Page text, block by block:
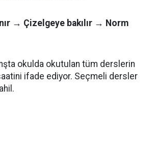
→ Çizelgeye bakılır → Norm
okulda okutulan tüm derslerin
ifade ediyor. Seçmeli dersler